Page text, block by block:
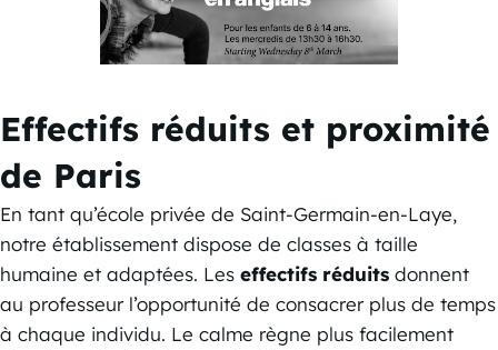
Effectifs réduits et proximité
de Paris
En tant qu’école privée de Saint-Germain-en-Laye,
notre établissement dispose de classes à taille
humaine et adaptées. Les effectifs réduits donnent
au professeur l’opportunité de consacrer plus de temps
à chaque individu. Le calme règne plus facilement